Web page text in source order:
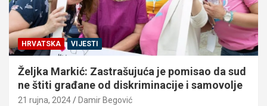
HRVATSKA VIJESTI
Željka Markić: Zastrašujuća je pomisao da sud
ne štiti građane od diskriminacije i samovolje
21 rujna, 2024 Damir Begović